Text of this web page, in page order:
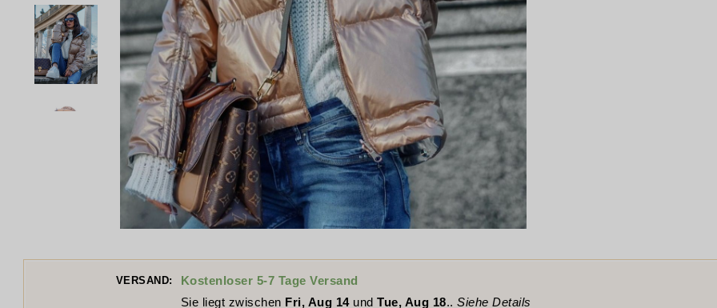
VERSAND:
Kostenloser 5-7 Tage Versand
Sie liegt zwischen Fri, Aug 14und Tue, Aug 18.. Siehe Details